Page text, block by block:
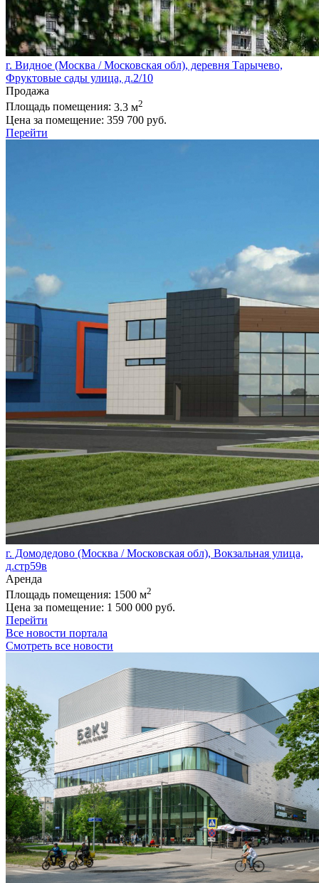
г. Видное (Москва / Московская обл), деревня Тарычево,
Фруктовые сады улица, д.2/10
Продажа
Площадь помещения: 3.3 м2
Цена за помещение: 359 700 руб.
Перейти
г. Домодедово (Москва / Московская обл), Вокзальная улица,
д.стр59в
Аренда
Площадь помещения: 1500 м2
Цена за помещение: 1 500 000 руб.
Перейти
Все новости портала
Смотреть все новости